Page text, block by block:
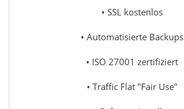
• SSL kostenlos
• Automatisierte Backups
• ISO 27001 zertifiziert
• Traffic Flat "Fair Use"